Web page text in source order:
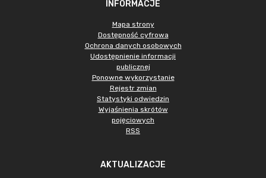
INFORMACJE
Mapa strony
Dostępność cyfrowa
Ochrona danych osobowych
Udostępnienie informacji
publicznej
Ponowne wykorzystanie
Rejestr zmian
Statystyki odwiedzin
Wyjaśnienia skrótów
pojęciowych
RSS
AKTUALIZACJE